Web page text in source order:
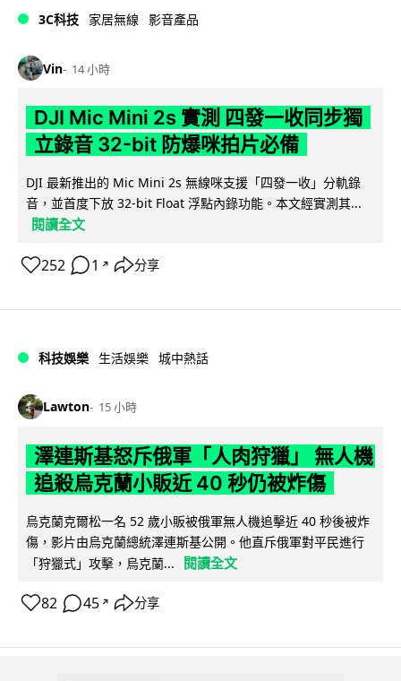
3C科技 家居無線 影音產品
Vin 14 小時
DJI Mic Mini 2s 實測 四發一收同步獨
立錄音 32-bit 防爆咪拍片必備
DJI 最新推出的 Mic Mini 2s 無線咪支援「四發一收」分軌錄
音，並首度下放 32-bit Float 浮點內錄功能。本文經實測其...
閱讀全文
252 1 ↗ 分享
科技娛樂 生活娛樂 城中熱話
Lawton 15 小時
澤連斯基怒斥俄軍「人肉狩獵」 無人機
追殺烏克蘭小販近 40 秒仍被炸傷
烏克蘭克爾松一名 52 歲小販被俄軍無人機追擊近 40 秒後被炸
傷，影片由烏克蘭總統澤連斯基公開。他直斥俄軍對平民進行
「狩獵式」攻擊，烏克蘭...
閱讀全文
82 45 ↗ 分享